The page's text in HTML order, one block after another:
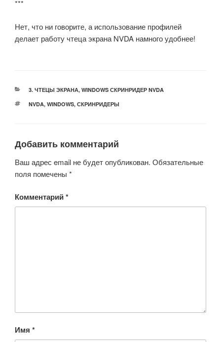
***
Нет, что ни говорите, а использование профилей
делает работу чтеца экрана NVDA намного удобнее!
РУБРИКИ
3. ЧТЕЦЫ ЭКРАНА, WINDOWS СКРИНРИДЕР NVDA
МЕТКИ
NVDA, WINDOWS, СКРИНРИДЕРЫ
Добавить комментарий
Ваш адрес email не будет опубликован. Обязательные
поля помечены *
Комментарий*
Имя *